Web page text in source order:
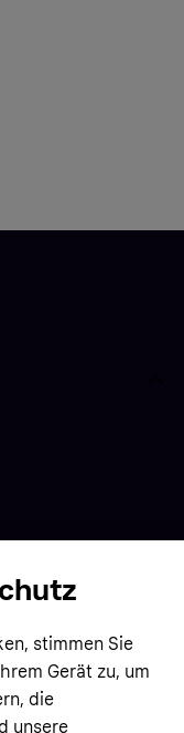
stimmen Sie
Gerät zu, um
die
unsere